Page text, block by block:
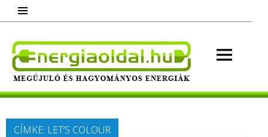
content
Megújuló és hagyományos energiák.
Minden, ami energia!
CÍMKE: LET’S COLOUR